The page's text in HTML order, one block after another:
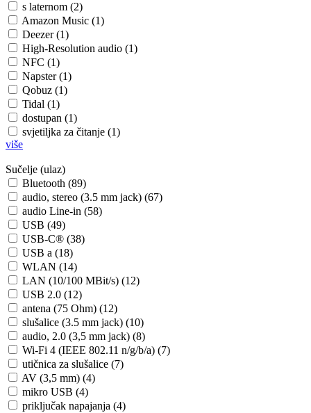
s laternom (2)
Amazon Music (1)
Deezer (1)
High-Resolution audio (1)
NFC (1)
Napster (1)
Qobuz (1)
Tidal (1)
dostupan (1)
svjetiljka za čitanje (1)
više
Sučelje (ulaz)
Bluetooth (89)
audio, stereo (3.5 mm jack) (67)
audio Line-in (58)
USB (49)
USB-C® (38)
USB a (18)
WLAN (14)
LAN (10/100 MBit/s) (12)
USB 2.0 (12)
antena (75 Ohm) (12)
slušalice (3.5 mm jack) (10)
audio, 2.0 (3,5 mm jack) (8)
Wi-Fi 4 (IEEE 802.11 n/g/b/a) (7)
utičnica za slušalice (7)
AV (3,5 mm) (4)
mikro USB (4)
priključak napajanja (4)